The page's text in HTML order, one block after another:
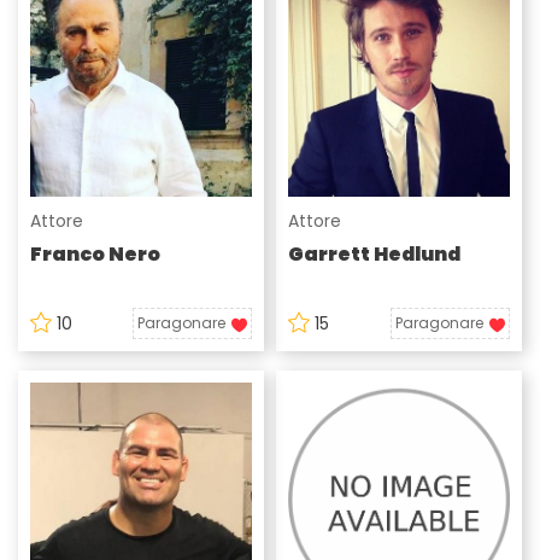
Attore
Franco Nero
10 Paragonare
Attore
Garrett Hedlund
15 Paragonare